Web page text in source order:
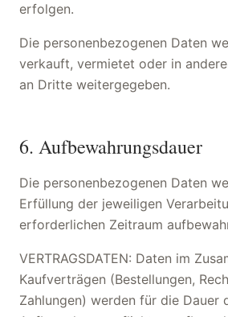
erfolgen.
Die personenbezogenen Daten
verkauft, vermietet oder in
an Dritte weitergegeben.
6. Aufbewahrungsdauer
Die personenbezogenen Daten
Erfüllung der jeweiligen
erforderlichen Zeitraum
VERTRAGSDATEN: Daten im
Kaufverträgen (Bestellungen,
Zahlungen) werden für die Dauer